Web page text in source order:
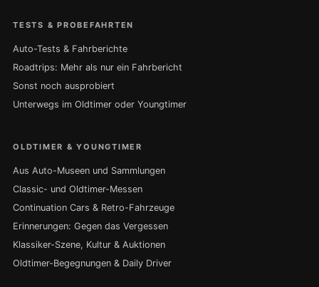
TESTS & PROBEFAHRTEN
Auto-Tests & Fahrberichte
Roadtrips: Mehr als nur ein Fahrbericht
Sonst noch ausprobiert
Unterwegs im Oldtimer oder Youngtimer
OLDTIMER & YOUNGTIMER
Aus Auto-Museen und Sammlungen
Classic- und Oldtimer-Messen
Continuation Cars & Retro-Fahrzeuge
Erinnerungen: Gegen das Vergessen
Klassiker-Szene, Kultur & Auktionen
Oldtimer-Begegnungen & Daily Driver